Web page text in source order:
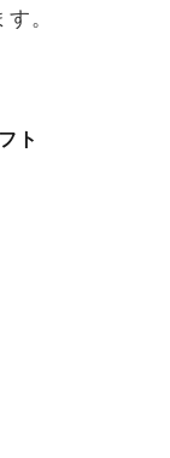
。
ト